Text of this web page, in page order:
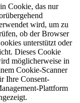
Cookie, das nur
wird, um zu
ob der Browser
unterstützt oder
Dieses Cookie
möglicherweise in
Cookie-Scanner
Ihre Consent-
Plattform